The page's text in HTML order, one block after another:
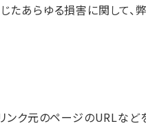
たあらゆる損害に関して
ンク元のページのURLな